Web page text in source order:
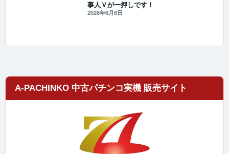
事人Ｖが一押しです！
2026年6月6日
A-PACHINKO 中古パチンコ実機 販売サイト